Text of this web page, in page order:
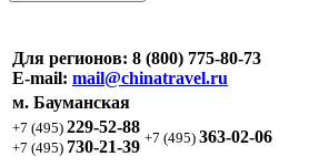
Для регионов: 8 (800) 775-80-73
E-mail: mail@chinatravel.ru
м. Бауманская
+7 (495) 229-52-88
+7 (495) 730-21-39 +7 (495) 363-02-06